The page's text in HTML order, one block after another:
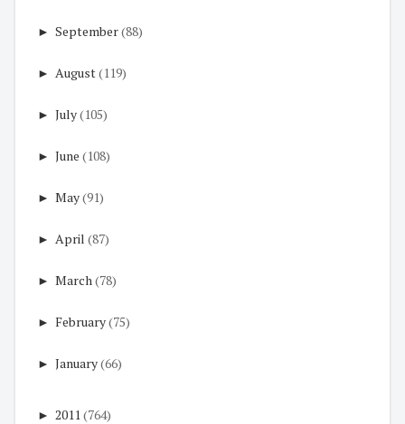
► September(88)
► August(119)
► July(105)
► June (108)
► May(91)
► April (87)
► March(78)
► February(75)
► January(66)
► 2011 (764)